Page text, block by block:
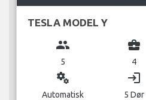
TESLA MODEL Y
group
5
business_center
4
miscellaneous_services
Automatisk
login
5 Dør